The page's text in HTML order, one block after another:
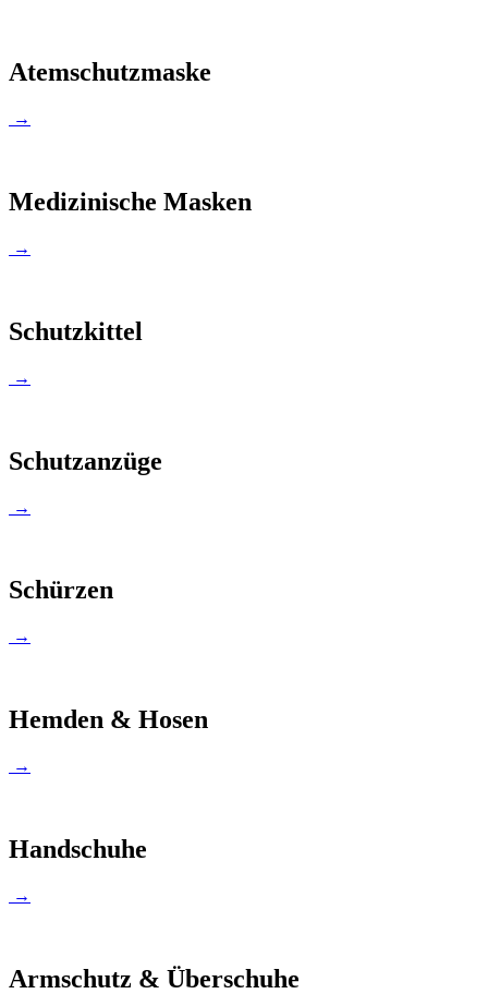
Atemschutzmaske
→
Medizinische Masken
→
Schutzkittel
→
Schutzanzüge
→
Schürzen
→
Hemden & Hosen
→
Handschuhe
→
Armschutz & Überschuhe